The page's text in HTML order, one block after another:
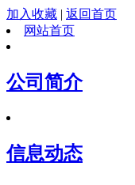
加入收藏 | 返回首页
网站首页
公司简介
信息动态